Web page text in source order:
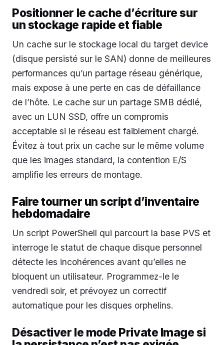
Positionner le cache d’écriture sur
un stockage rapide et fiable
Un cache sur le stockage local du target device
(disque persisté sur le SAN) donne de meilleures
performances qu’un partage réseau générique,
mais expose à une perte en cas de défaillance
de l’hôte. Le cache sur un partage SMB dédié,
avec un LUN SSD, offre un compromis
acceptable si le réseau est faiblement chargé.
Évitez à tout prix un cache sur le même volume
que les images standard, la contention E/S
amplifie les erreurs de montage.
Faire tourner un script d’inventaire
hebdomadaire
Un script PowerShell qui parcourt la base PVS et
interroge le statut de chaque disque personnel
détecte les incohérences avant qu’elles ne
bloquent un utilisateur. Programmez-le le
vendredi soir, et prévoyez un correctif
automatique pour les disques orphelins.
Désactiver le mode Private Image si